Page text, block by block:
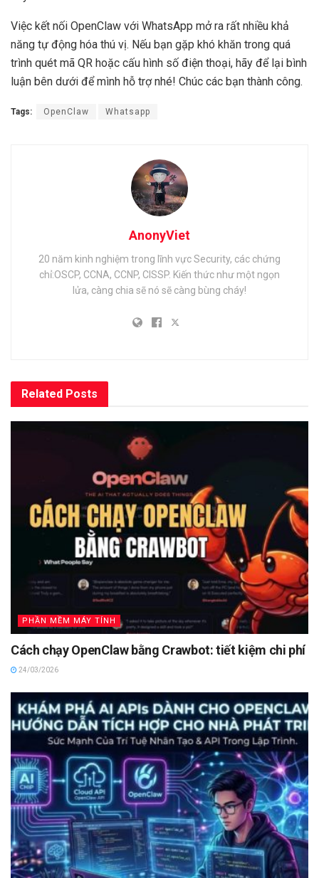
Việc kết nối OpenClaw với WhatsApp mở ra rất nhiều khả
năng tự động hóa thú vị. Nếu bạn gặp khó khăn trong quá
trình quét mã QR hoặc cấu hình số điện thoại, hãy để lại bình
luận bên dưới để mình hỗ trợ nhé! Chúc các bạn thành công.
Tags: OpenClaw Whatsapp
AnonyViet
20 năm kinh nghiệm trong lĩnh vực Security, các chứng
chỉ:OSCP, CCNA, CCNP, CISSP. Kiến thức như một ngọn
lửa, càng chia sẽ nó sẽ càng bùng cháy!
Related Posts
PHẦN MỀM MÁY TÍNH
Cách chạy OpenClaw bằng Crawbot: tiết kiệm chi phí
24/03/2026